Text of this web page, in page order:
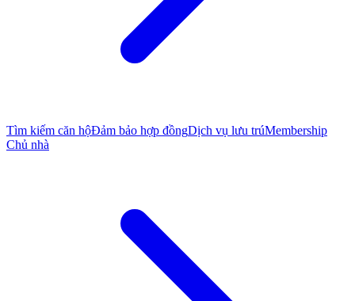
Tìm kiếm căn hộĐảm bảo hợp đồngDịch vụ lưu trúMembership
Chủ nhà